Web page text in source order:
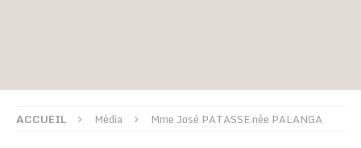
ACCUEIL Média Mme José PATASSE née PALANGA